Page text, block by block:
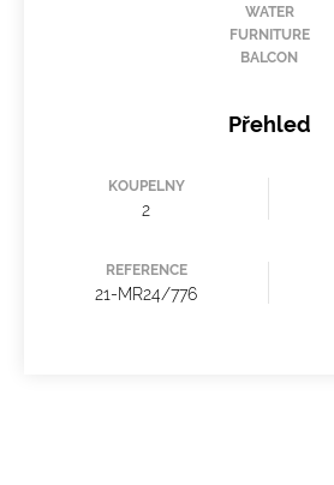
WATER
FURNITURE
BALCON
Přehled
KOUPELNY
2
REFERENCE
21-MR24/776